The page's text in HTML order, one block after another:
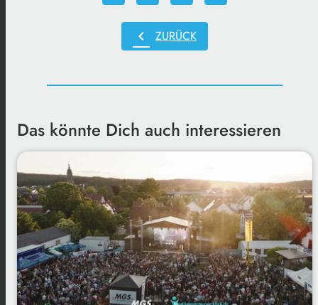
chevron_left ZURÜCK
Das könnte Dich auch interessieren